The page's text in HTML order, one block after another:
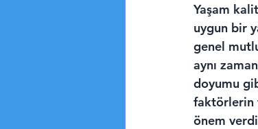
Yaşam
uygun bir
genel
aynı
doyumu
faktörlerin
önem